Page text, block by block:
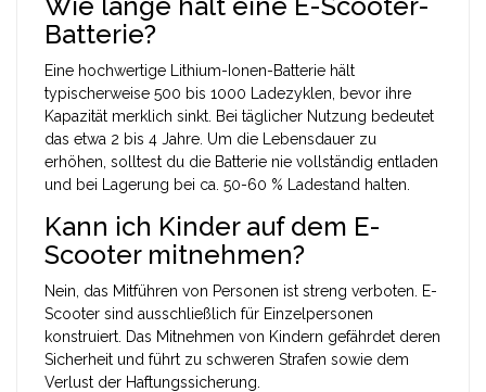
Batterie?
Eine hochwertige Lithium-Ionen-Batterie hält
typischerweise 500 bis 1000 Ladezyklen, bevor ihre
Kapazität merklich sinkt. Bei täglicher Nutzung bedeutet
das etwa 2 bis 4 Jahre. Um die Lebensdauer zu
erhöhen, solltest du die Batterie nie vollständig entladen
und bei Lagerung bei ca. 50-60 % Ladestand halten.
Kann ich Kinder auf dem E-
Scooter mitnehmen?
Nein, das Mitführen von Personen ist streng verboten. E-
Scooter sind ausschließlich für Einzelpersonen
konstruiert. Das Mitnehmen von Kindern gefährdet deren
Sicherheit und führt zu schweren Strafen sowie dem
Verlust der Haftungssicherung.